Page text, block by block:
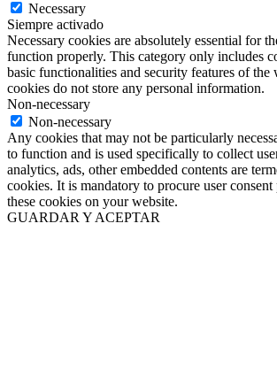
Necessary
Siempre activado
Necessary cookies are absolutely essential for
function properly. This category only includes
basic functionalities and security features of the
cookies do not store any personal information.
Non-necessary
Non-necessary
Any cookies that may not be particularly
to function and is used specifically to collect
analytics, ads, other embedded contents are
cookies. It is mandatory to procure user
these cookies on your website.
GUARDAR Y ACEPTAR